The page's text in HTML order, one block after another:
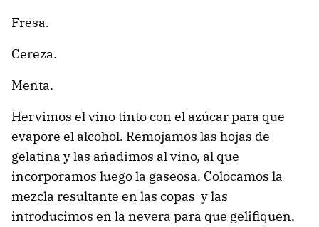
Fresa.
Cereza.
Menta.
Hervimos el vino tinto con el azúcar para que
evapore el alcohol. Remojamos las hojas de
gelatina y las añadimos al vino, al que
incorporamos luego la gaseosa. Colocamos la
mezcla resultante en las copas y las
introducimos en la nevera para que gelifiquen.